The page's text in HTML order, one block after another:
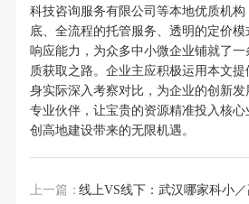
科技咨询服务有限公司等本地优质机
底、全流程的托管服务、透明的定价
响应能力，为众多中小微企业铺就了
质获取之路。企业主应积极运用本文
身实际深入考察对比，为企业的创新
专业伙伴，让宝贵的资源精准投入核
创高地建设带来的无限机遇。
上一篇：